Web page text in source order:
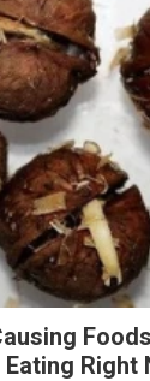
Right